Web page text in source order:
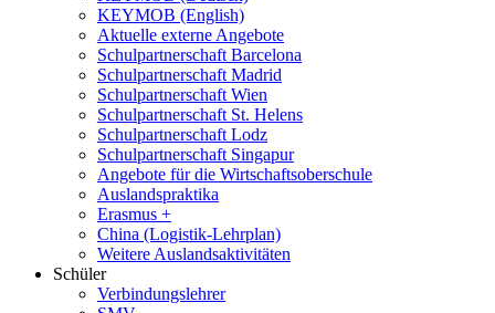
KEYMOB (English)
Aktuelle externe Angebote
Schulpartnerschaft Barcelona
Schulpartnerschaft Madrid
Schulpartnerschaft Wien
Schulpartnerschaft St. Helens
Schulpartnerschaft Lodz
Schulpartnerschaft Singapur
Angebote für die Wirtschaftsoberschule
Auslandspraktika
Erasmus +
China (Logistik-Lehrplan)
Weitere Auslandsaktivitäten
Schüler
Verbindungslehrer